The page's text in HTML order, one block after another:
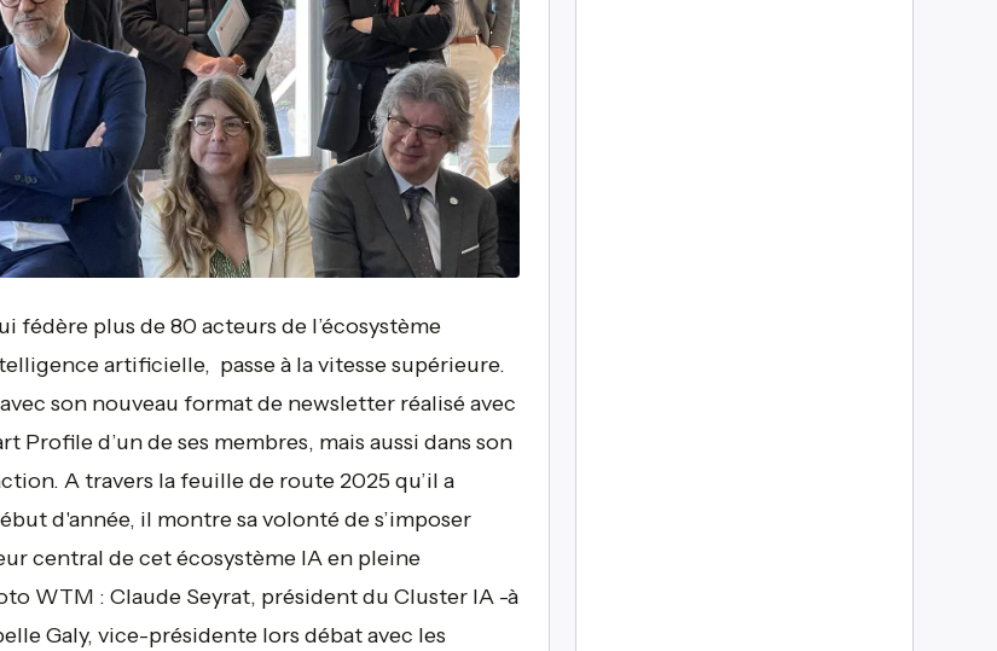
fédère plus de 80 acteurs de l’écosystème
artificielle, passe à la vitesse supérieure.
son nouveau format de newsletter réalisé avec
Profile d’un de ses membres, mais aussi dans son
A travers la feuille de route 2025 qu’il a
d'année, il montre sa volonté de s’imposer
central de cet écosystème IA en pleine
WTM : Claude Seyrat, président du Cluster IA -à
Galy, vice-présidente lors débat avec les